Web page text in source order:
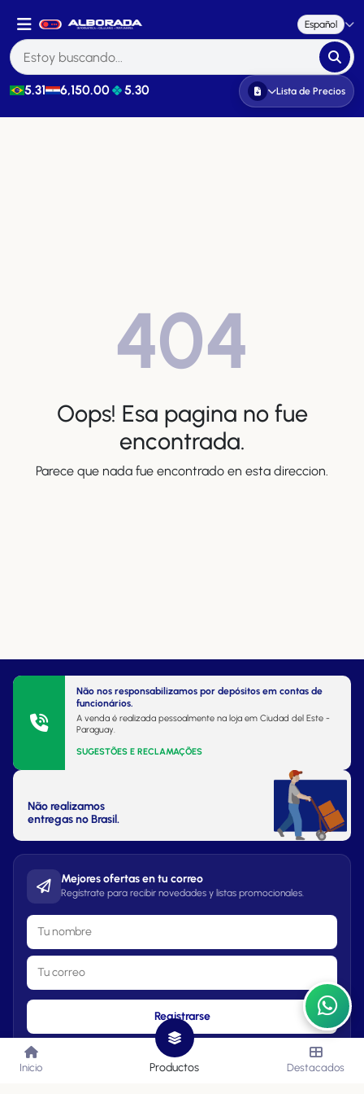
Español
5.31 6,150.00 5.30 Lista de Precios
404
Oops! Esa pagina no fue
encontrada.
Parece que nada fue encontrado en esta direccion.
Não nos responsabilizamos por depósitos em contas de
funcionários.
A venda é realizada pessoalmente na loja em Ciudad del Este -
Paraguay.
SUGESTÕES E RECLAMAÇÕES
Não realizamos
entregas no Brasil.
Mejores ofertas en tu correo
Regístrate para recibir novedades y listas promocionales.
Registrarse
Inicio Productos Destacados